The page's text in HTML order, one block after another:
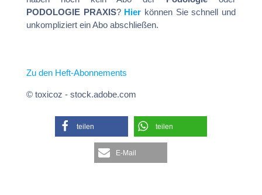
PODOLOGIE PRAXIS? Hier können Sie schnell und
unkompliziert ein Abo abschließen.
Zu den Heft-Abonnements
© toxicoz - stock.adobe.com
teilen teilen
E-Mail